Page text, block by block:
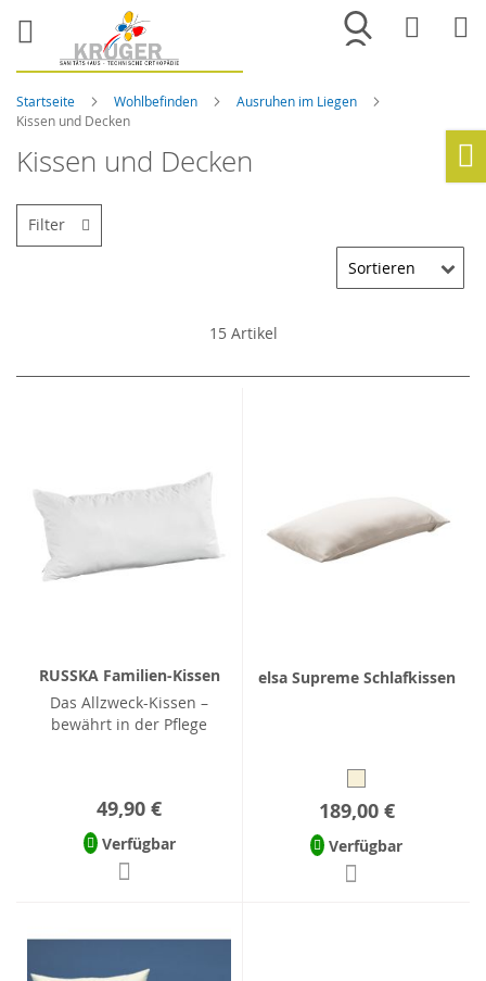
Merkliste
Startseite Wohlbefinden
Ausruhen im Liegen
Kissen und Decken
Kissen und Decken
15Artikel
RUSSKA Familien-Kissen
Das Allzweck-Kissen –
bewährt in der Pflege
49,90 €
Verfügbar
elsa Supreme Schlafkissen
189,00 €
Verfügbar
Filter